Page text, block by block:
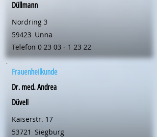
Düllmann
Nordring 3
59423 Unna
Telefon 0 23 03 - 1 23 22
Frauenheilkunde
Dr. med. Andrea
Düvell
Kaiserstr. 17
53721 Siegburg